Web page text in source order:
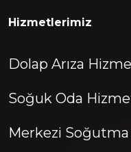
Hizmetlerimiz
Dolap Arıza
Soğuk Oda
Merkezi Soğutma